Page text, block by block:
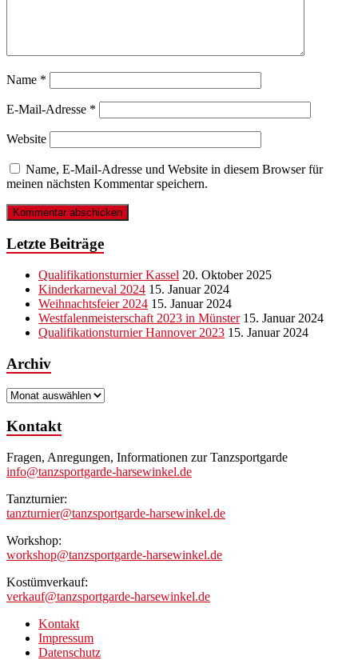
Name *
E-Mail-Adresse *
Website
Name, E-Mail-Adresse und Website in diesem Browser für
meinen nächsten Kommentar speichern.
Letzte Beiträge
Qualifikationsturnier Kassel 20. Oktober 2025
Kinderkarneval 2024 15. Januar 2024
Weihnachtsfeier 2024 15. Januar 2024
Westfalenmeisterschaft 2023 in Münster 15. Januar 2024
Qualifikationsturnier Hannover 2023 15. Januar 2024
Archiv
Archiv
Kontakt
Fragen, Anregungen, Informationen zur Tanzsportgarde
info@tanzsportgarde-harsewinkel.de
Tanzturnier:
tanzturnier@tanzsportgarde-harsewinkel.de
Workshop:
workshop@tanzsportgarde-harsewinkel.de
Kostümverkauf:
verkauf@tanzsportgarde-harsewinkel.de
Kontakt
Impressum
Datenschutz